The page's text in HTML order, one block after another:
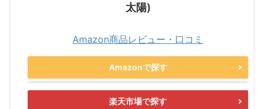
太陽)
Amazon商品レビュー・口コミ
Amazonで探す
楽天市場で探す